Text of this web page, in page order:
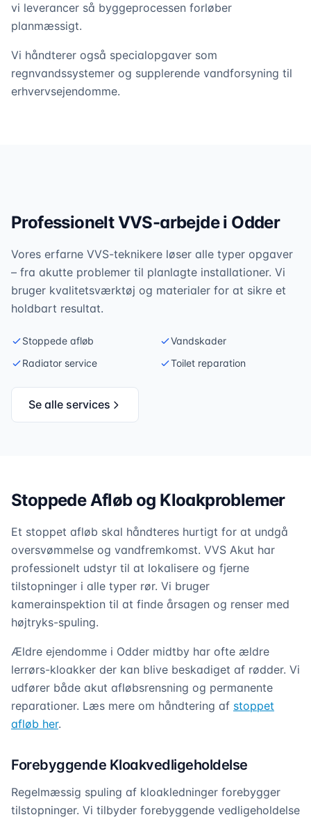
vi leverancer så byggeprocessen forløber
planmæssigt.
Vi håndterer også specialopgaver som
regnvandssystemer og supplerende vandforsyning til
erhvervsejendomme.
Professionelt VVS-arbejde i Odder
Vores erfarne VVS-teknikere løser alle typer opgaver
– fra akutte problemer til planlagte installationer. Vi
bruger kvalitetsværktøj og materialer for at sikre et
holdbart resultat.
Stoppede afløb
Vandskader
Radiator service
Toilet reparation
Se alle services
Stoppede Afløb og Kloakproblemer
Et stoppet afløb skal håndteres hurtigt for at undgå
oversvømmelse og vandfremkomst. VVS Akut har
professionelt udstyr til at lokalisere og fjerne
tilstopninger i alle typer rør. Vi bruger
kamerainspektion til at finde årsagen og renser med
højtryks-spuling.
Ældre ejendomme i Odder midtby har ofte ældre
lerrørs-kloakker der kan blive beskadiget af rødder. Vi
udfører både akut afløbsrensning og permanente
reparationer. Læs mere om håndtering af stoppet
afløb her.
Forebyggende Kloakvedligeholdelse
Regelmæssig spuling af kloakledninger forebygger
tilstopninger. Vi tilbyder forebyggende vedligeholdelse